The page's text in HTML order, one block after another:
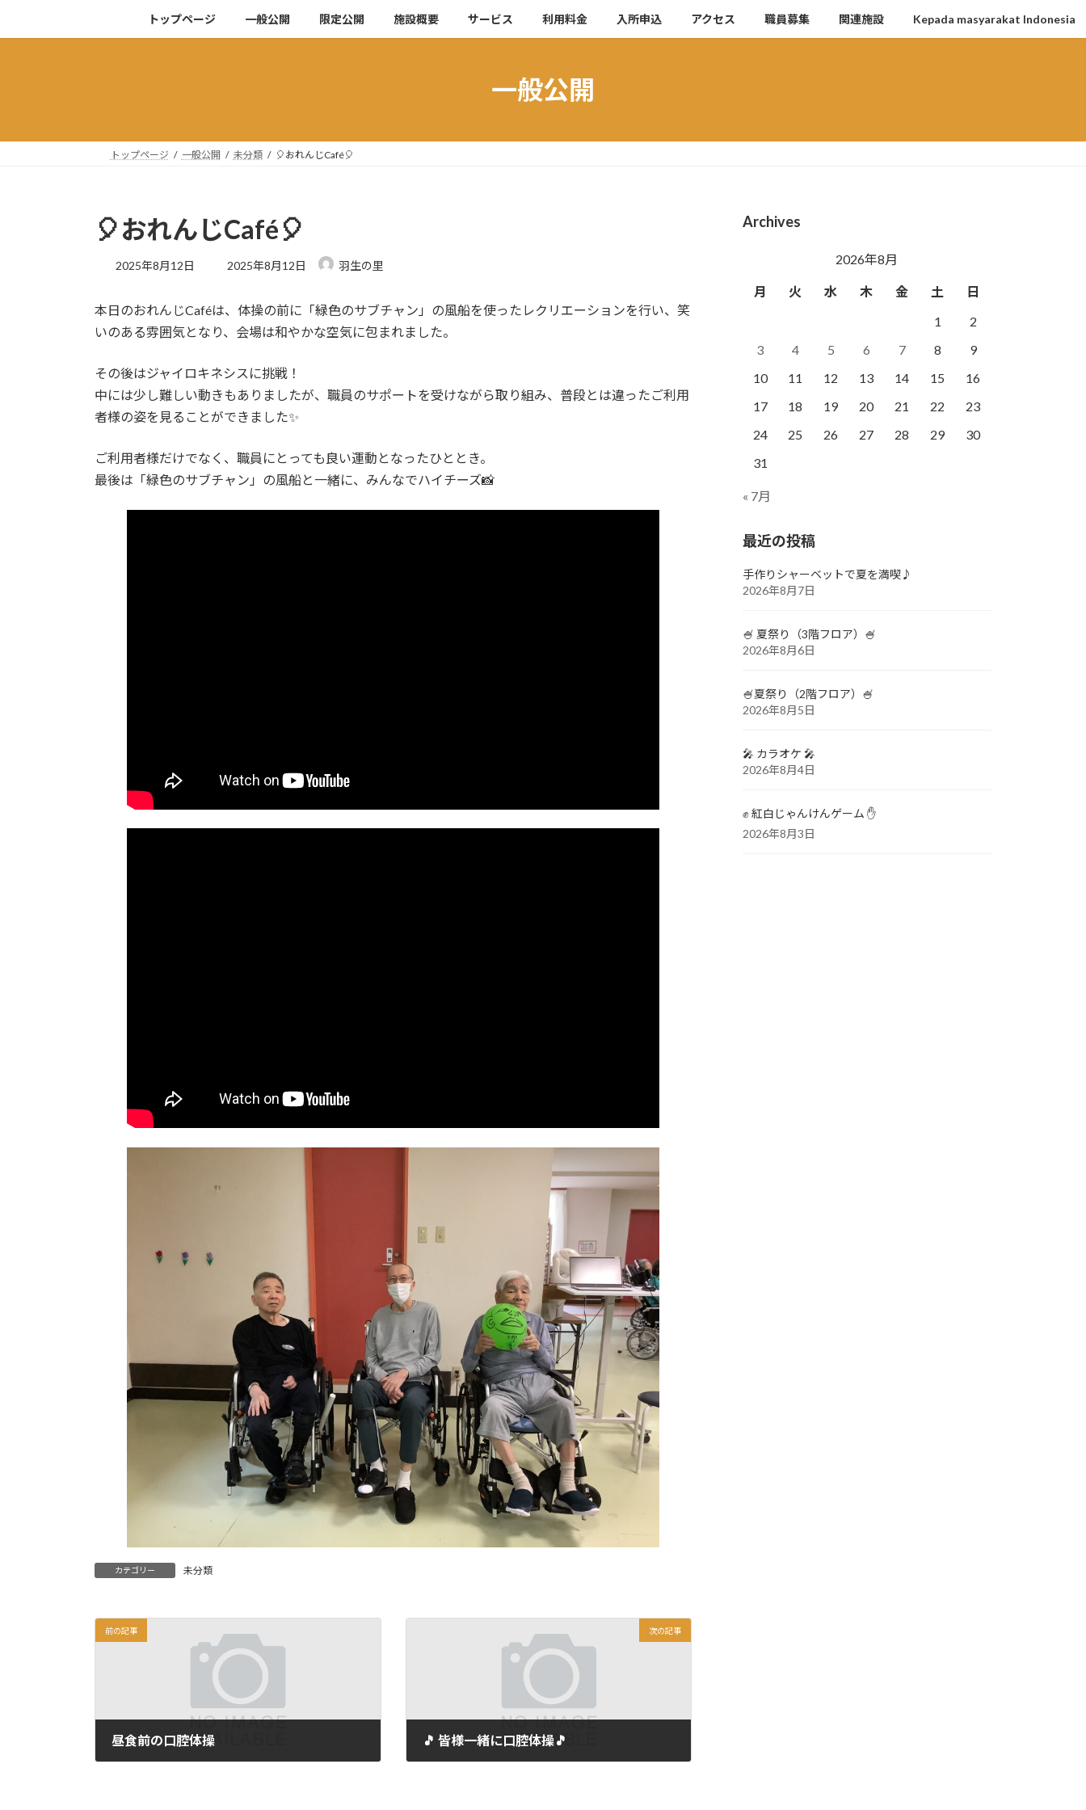
キ
に
トップページ 一般公開 限定公開 施設概要 サービス 利用料金 入所申込 アクセス 職員募集 関連施設 Kepada masyarakat Indonesia
一般公開
トップページ 一般公開 未分類 🎈おれんじCafé🎈
🎈おれんじCafé🎈
2025年8月12日
最
新
時
2025年8月12日 羽生の里
本日のおれんじCaféは、体操の前に「緑色のサブチャン」の風船を使ったレクリエーションを行い、笑
いのある雰囲気となり、会場は和やかな空気に包まれました。
その後はジャイロキネシスに挑戦！
中には少し難しい動きもありましたが、職員のサポートを受けながら取り組み、普段とは違ったご利用
者様の姿を見ることができました✨
ご利用者様だけでなく、職員にとっても良い運動となったひととき。
最後は「緑色のサブチャン」の風船と一緒に、みんなでハイチーズ📸
カテゴリー 未分類
前の記事
昼食前の口腔体操
次の記事
🎵 皆様一緒に口腔体操🎵
Archives
2026年8月
月 火 水 木 金 土
日
1
2
3
4 5 6 7 8
9
10
11 12 13 14 15
16
17
18 19 20 21 22
23
24
25 26 27 28 29
30
31
« 7月
最近の投稿
手作りシャーベットで夏を満喫♪
2026年8月7日
🍧 夏祭り（3階フロア）🍧
2026年8月6日
🍧夏祭り（2階フロア）🍧
2026年8月5日
🎤 カラオケ 🎤
2026年8月4日
✊ 紅白じゃんけんゲーム ✋
2026年8月3日